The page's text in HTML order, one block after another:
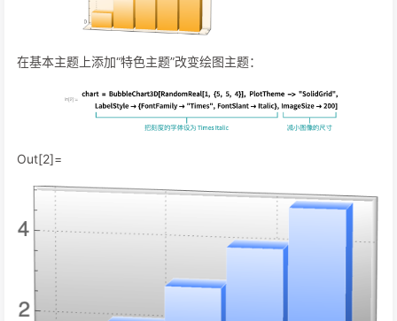
在基本主题上添加“特色主题”改变绘图主题：
Out[2]=